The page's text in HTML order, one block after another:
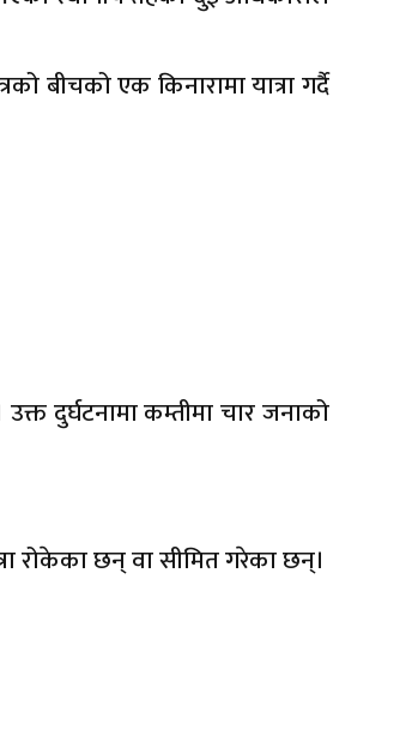
बीचको एक किनारामा यात्रा गर्दै
दुर्घटनामा कम्तीमा चार जनाको
रोकेका छन् वा सीमित गरेका छन्।